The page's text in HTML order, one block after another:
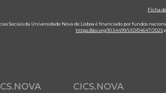
Ficha
Sociais da Universidade Nova de Lisboa é financiado por fundos
https://doi.org/10.54499/UID/04647/2025e
CICS.NOVA